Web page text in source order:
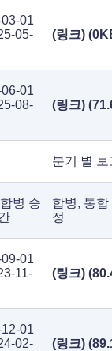
01
05-
(링크)
01
08-
(링크)
분기 별 보
병 승
합병, 통
정
01
11-
(링크)
01
02-
(링크)